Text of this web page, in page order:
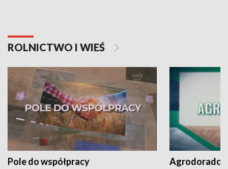
ROLNICTWO I WIEŚ
Pole do współpracy Agrodoradcy